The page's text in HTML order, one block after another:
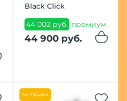
Black Click
44 002 руб. премиум
44 900 руб.
Хит продаж